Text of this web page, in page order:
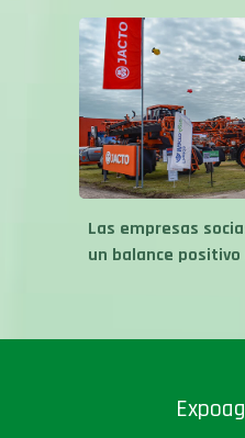
Las empresas
un balance positivo